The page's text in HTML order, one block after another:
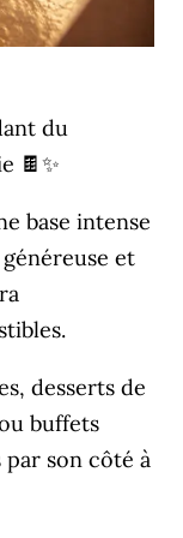
du
🍫✨
base intense
et
desserts de
buffets
son côté à